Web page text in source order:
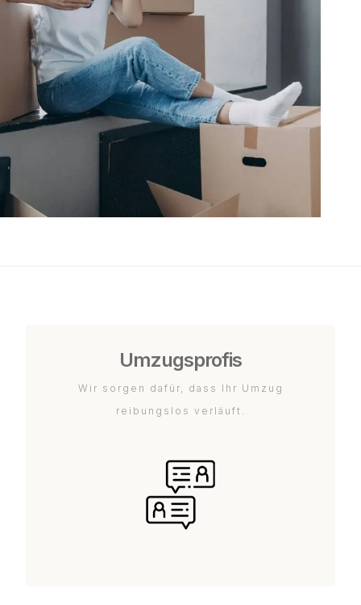
Umzugsprofis
Wir sorgen dafür, dass Ihr Umzug
reibungslos verläuft.